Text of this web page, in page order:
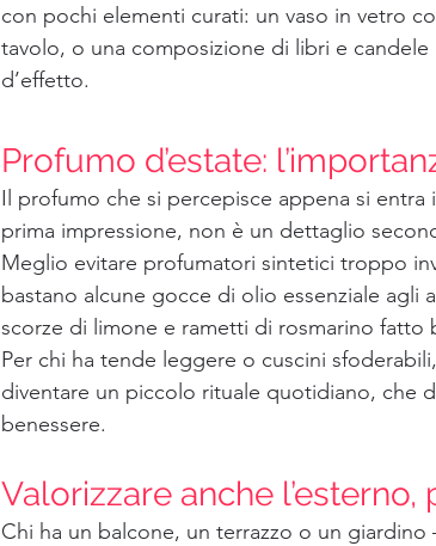
con pochi elementi curati: un vaso in vetro
tavolo, o una composizione di libri e
d’effetto.
Profumo d’estate:
Il profumo che si percepisce appena si
prima impressione, non è un dettaglio
Meglio evitare profumatori sintetici troppo
bastano alcune gocce di olio essenziale
scorze di limone e rametti di rosmarino fatto
Per chi ha tende leggere o cuscini
diventare un piccolo rituale quotidiano, che
benessere.
Valorizzare anche
Chi ha un balcone, un terrazzo o un